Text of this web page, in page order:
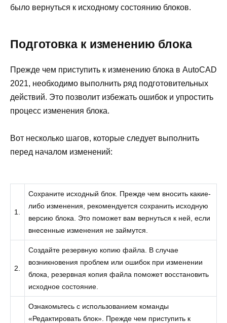
было вернуться к исходному состоянию блоков.
Подготовка к изменению блока
Прежде чем приступить к изменению блока в AutoCAD
2021, необходимо выполнить ряд подготовительных
действий. Это позволит избежать ошибок и упростить
процесс изменения блока.
Вот несколько шагов, которые следует выполнить
перед началом изменений:
1.
Сохраните исходный блок. Прежде чем вносить какие-
либо изменения, рекомендуется сохранить исходную
версию блока. Это поможет вам вернуться к ней, если
внесенные изменения не займутся.
2.
Создайте резервную копию файла. В случае
возникновения проблем или ошибок при изменении
блока, резервная копия файла поможет восстановить
исходное состояние.
Ознакомьтесь с использованием команды
«Редактировать блок». Прежде чем приступить к